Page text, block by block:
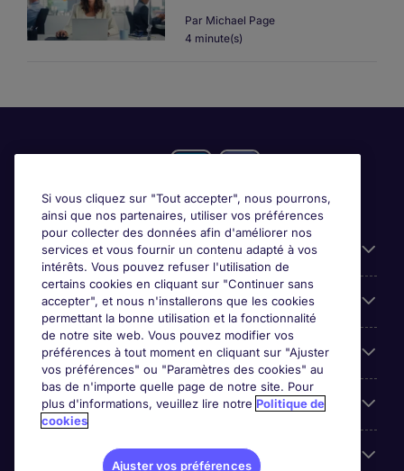
Par Michael Page
4 minute(s)
Candidats
Entreprises
Contact
Les avis Google
Nos offres d'emploi
Si vous cliquez sur "Tout accepter", nous pourrons,
ainsi que nos partenaires, utiliser vos préférences
pour collecter des données afin d'améliorer nos
services et vous fournir un contenu adapté à vos
intérêts. Vous pouvez refuser l'utilisation de
certains cookies en cliquant sur "Continuer sans
accepter", et nous n'installerons que les cookies
permettant la bonne utilisation et la fonctionnalité
de notre site web. Vous pouvez modifier vos
préférences à tout moment en cliquant sur "Ajuster
vos préférences" ou "Paramètres des cookies" au
bas de n'importe quelle page de notre site. Pour
plus d'informations, veuillez lire notre Politique de
cookies
Ajuster vos préférences